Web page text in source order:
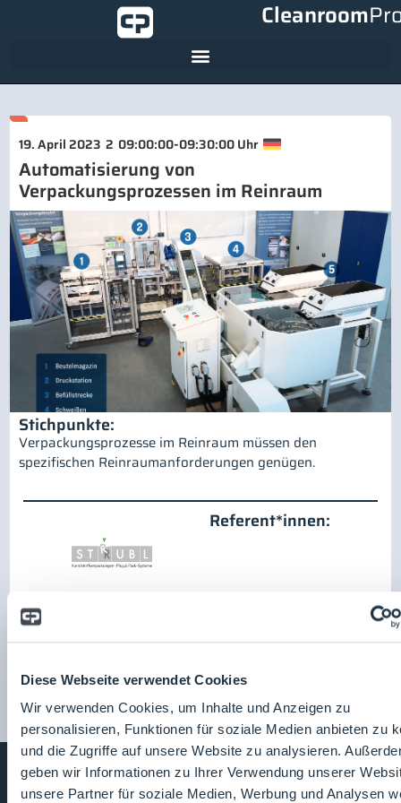
Diese Webseite verwendet Cookies
Wir verwenden Cookies, um Inhalte und Anzeigen zu
personalisieren, Funktionen für soziale Medien anbieten zu
und die Zugriffe auf unsere Website zu analysieren.
geben wir Informationen zu Ihrer Verwendung unserer
unsere Partner für soziale Medien, Werbung und Analysen
Cleanroom
19. April 2023 2 09:00:00-09:30:00 Uhr
Automatisierung von
Verpackungsprozessen im Reinraum
Stichpunkte:
Verpackungsprozesse im Reinraum müssen den
spezifischen Reinraumanforderungen genügen.
Referent*innen:
Strubl GmbH & Co. KG